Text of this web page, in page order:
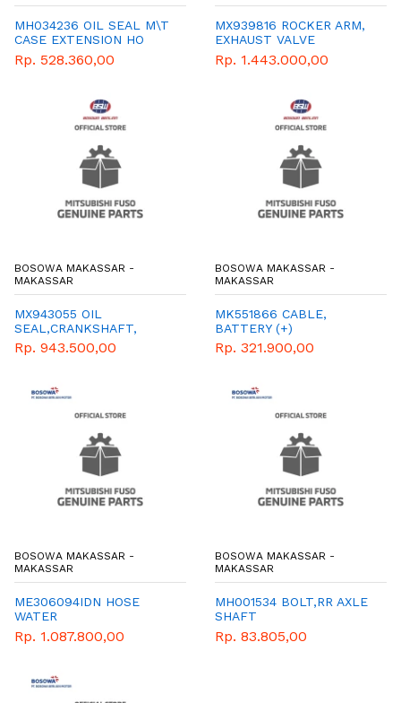
MH034236 OIL SEAL M\T
CASE EXTENSION HO
Rp. 528.360,00
MX939816 ROCKER ARM,
EXHAUST VALVE
Rp. 1.443.000,00
BOSOWA MAKASSAR -
MAKASSAR
MX943055 OIL
SEAL,CRANKSHAFT,
Rp. 943.500,00
BOSOWA MAKASSAR -
MAKASSAR
MK551866 CABLE,
BATTERY (+)
Rp. 321.900,00
BOSOWA MAKASSAR -
MAKASSAR
ME306094IDN HOSE
WATER
Rp. 1.087.800,00
BOSOWA MAKASSAR -
MAKASSAR
MH001534 BOLT,RR AXLE
SHAFT
Rp. 83.805,00